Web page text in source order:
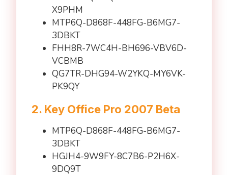
X9PHM
MTP6Q-D868F-448FG-B6MG7-
3DBKT
FHH8R-7WC4H-BH696-VBV6D-
VCBMB
QG7TR-DHG94-W2YKQ-MY6VK-
PK9QY
2. Key Office Pro 2007 Beta
MTP6Q-D868F-448FG-B6MG7-
3DBKT
HGJH4-9W9FY-8C7B6-P2H6X-
9DQ9T